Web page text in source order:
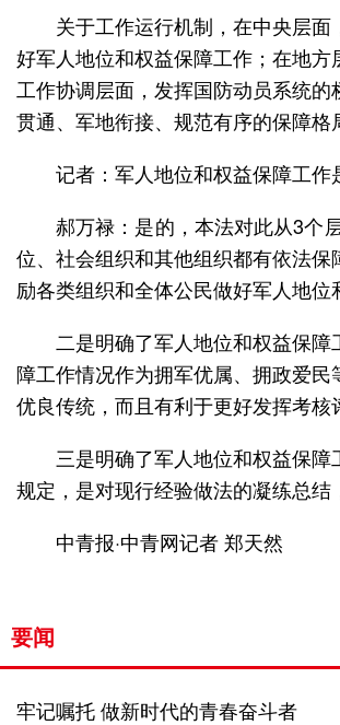
关于工作运行机制，在中央层
好军人地位和权益保障工作；在地
工作协调层面，发挥国防动员系统
贯通、军地衔接、规范有序的保障格
记者：军人地位和权益保障工
郝万禄：是的，本法对此从3个
位、社会组织和其他组织都有依法
励各类组织和全体公民做好军人地位
二是明确了军人地位和权益保
障工作情况作为拥军优属、拥政爱
优良传统，而且有利于更好发挥考核
三是明确了军人地位和权益保
规定，是对现行经验做法的凝练总
中青报·中青网记者 郑天然
要闻
牢记嘱托 做新时代的青春奋斗者